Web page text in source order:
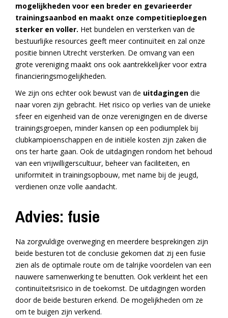
mogelijkheden voor een breder en gevarieerder
trainingsaanbod en maakt onze competitieploegen
sterker en voller. Het bundelen en versterken van de
bestuurlijke resources geeft meer continuïteit en zal onze
positie binnen Utrecht versterken. De omvang van een
grote vereniging maakt ons ook aantrekkelijker voor extra
financieringsmogelijkheden.
We zijn ons echter ook bewust van de uitdagingen die
naar voren zijn gebracht. Het risico op verlies van de unieke
sfeer en eigenheid van de onze verenigingen en de diverse
trainingsgroepen, minder kansen op een podiumplek bij
clubkampioenschappen en de initiële kosten zijn zaken die
ons ter harte gaan. Ook de uitdagingen rondom het behoud
van een vrijwilligerscultuur, beheer van faciliteiten, en
uniformiteit in trainingsopbouw, met name bij de jeugd,
verdienen onze volle aandacht.
Advies: fusie
Na zorgvuldige overweging en meerdere besprekingen zijn
beide besturen tot de conclusie gekomen dat zij een fusie
zien als de optimale route om de talrijke voordelen van een
nauwere samenwerking te benutten. Ook verkleint het een
continuïteitsrisico in de toekomst. De uitdagingen worden
door de beide besturen erkend. De mogelijkheden om ze
om te buigen zijn verkend.